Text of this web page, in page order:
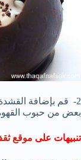
2- قم بإضافة
بعض من حبوب
تنبيهات على موقع